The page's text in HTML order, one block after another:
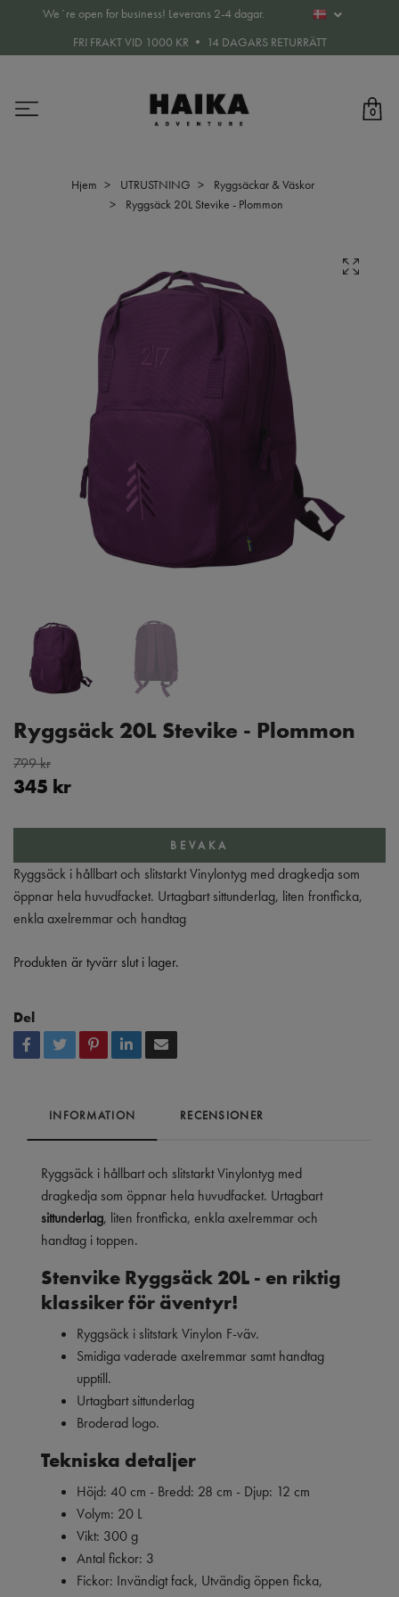
We´re open for business! Leverans 2-4 dagar.
FRI FRAKT VID 1000 KR • 14 DAGARS RETURRÄTT
0
Hjem UTRUSTNING
Ryggsäckar & Väskor
Ryggsäck 20L Stevike - Plommon
Ryggsäck 20L Stevike - Plommon
799 kr
345 kr
BEVAKA
Ryggsäck i hållbart och slitstarkt Vinylontyg med dragkedja som
öppnar hela huvudfacket. Urtagbart sittunderlag, liten frontficka,
enkla axelremmar och handtag
Produkten är tyvärr slut i lager.
Del
INFORMATION RECENSIONER
Ryggsäck i hållbart och slitstarkt Vinylontyg med
dragkedja som öppnar hela huvudfacket. Urtagbart
sittunderlag, liten frontficka, enkla axelremmar och
handtag i toppen.
Stenvike Ryggsäck 20L - en riktig
klassiker för äventyr!
Ryggsäck i slitstark Vinylon F-väv.
Smidiga vaderade axelremmar samt handtag
upptill.
Urtagbart sittunderlag
Broderad logo.
Tekniska detaljer
Höjd: 40 cm - Bredd: 28 cm - Djup: 12 cm
Volym: 20 L
Vikt: 300 g
Antal fickor: 3
Fickor: Invändigt fack, Utvändig öppen ficka,